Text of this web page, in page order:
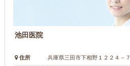
池田医院
住所 兵庫県三田市下相野１２２４－７